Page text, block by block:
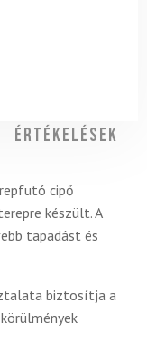
Értékelések
cipő
készült. A
tapadást és
biztosítja a